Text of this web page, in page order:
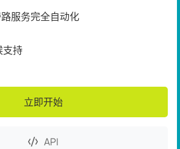
服务完全自动化
支持
立即开始
API